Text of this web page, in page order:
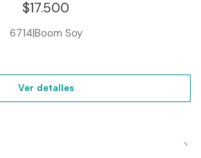
$17.500
6714|Boom Soy
Ver detalles